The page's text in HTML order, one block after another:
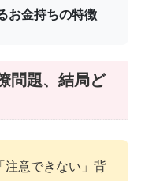
お金持ちの特徴
問題、結局ど
注意できない」背